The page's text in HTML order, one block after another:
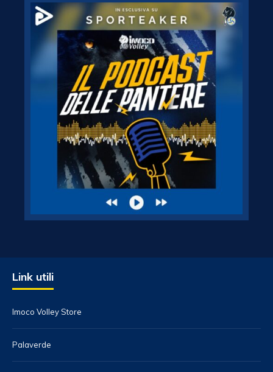
Link utili
Imoco Volley Store
Palaverde